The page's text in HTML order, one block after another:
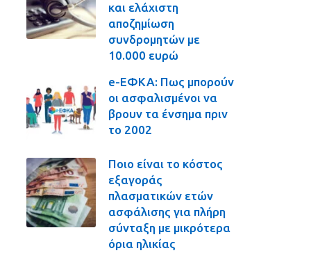
και ελάχιστη
αποζημίωση
συνδρομητών με
10.000 ευρώ
e-ΕΦΚΑ: Πως μπορούν
οι ασφαλισμένοι να
βρουν τα ένσημα πριν
το 2002
Ποιο είναι το κόστος
εξαγοράς
πλασματικών ετών
ασφάλισης για πλήρη
σύνταξη με μικρότερα
όρια ηλικίας